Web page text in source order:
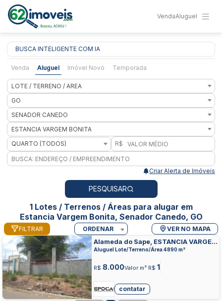
VendaAluguel
BUSCA INTELIGENTE COM IA
Venda Aluguel Imóvel Novo Temporada
LOTE / TERRENO / AREA
GO
SENADOR CANEDO
ESTANCIA VARGEM BONITA
QUARTO (TODOS)
R$
Criar Alerta de Imóveis
PESQUISAR
1 Lotes / Terrenos / Áreas para alugar em
Estancia Vargem Bonita, Senador Canedo, GO
FILTRAR ORDENAR VER NO MAPA
Alameda do Sape, ESTANCIA VARGEM
BONITA, SENADOR CANEDO
Aluguel Lote/Terreno/Área 4890 m²
R$ 8.000Valor m² R$ 1
contatar